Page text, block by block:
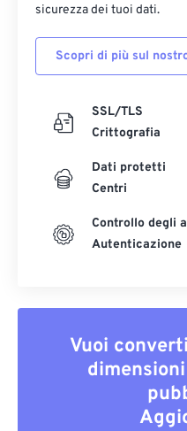
sicurezza dei tuoi dati.
Scopri di più sul
SSL/TLS
Crittografia
Dati protetti
Centri
Controllo degli
Autenticazione
Vuoi